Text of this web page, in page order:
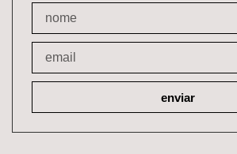
enviar